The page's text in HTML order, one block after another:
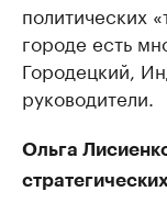
политических
городе есть
Городецкий,
руководители.
Ольга